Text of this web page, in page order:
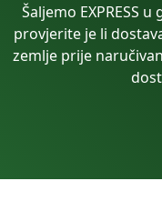
Šaljemo EXPRESS
provjerite je li
zemlje prije